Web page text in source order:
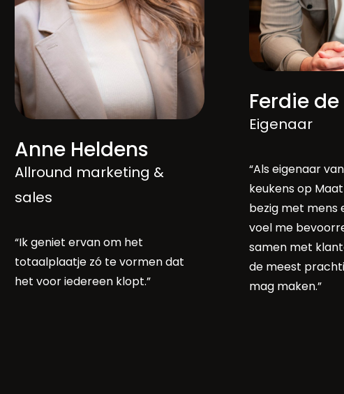
Anne Heldens
Allround marketing &
sales
“Ik geniet ervan om het
totaalplaatje zó te vormen dat
het voor iedereen klopt.”
Ferdie
Eigenaar
“Als eigenaar
keukens op
bezig met mens
voel me
samen met
de meest
mag maken.”